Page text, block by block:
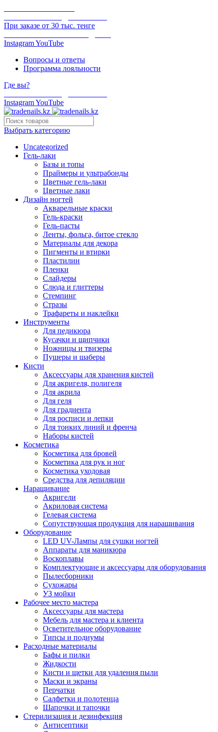
При заказе от 30 тыс. тенге
InstagramYouTube
Вопросы и ответы
Программа лояльности
Где вы?
InstagramYouTube
Выбрать категорию
Uncategorized
Гель-лаки
Базы и топы
Праймеры и ультрабонды
Цветные гель-лаки
Цветные лаки
Дизайн ногтей
Акварельные краски
Гель-краски
Гель-пасты
Ленты, фольга, битое стекло
Материалы для декора
Пигменты и втирки
Пластилин
Пленки
Слайдеры
Слюда и глиттеры
Стемпинг
Стразы
Трафареты и наклейки
Инструменты
Для педикюра
Кусачки и щипчики
Ножницы и твизеры
Пушеры и шаберы
Кисти
Аксессуары для хранения кистей
Для акригеля, полигеля
Для акрила
Для геля
Для градиента
Для росписи и лепки
Для тонких линий и френча
Наборы кистей
Косметика
Косметика для бровей
Косметика для рук и ног
Косметика уходовая
Средства для депиляции
Наращивание
Акригели
Акриловая система
Гелевая система
Сопутствующая продукция для наращивания
Оборудование
LED UV-Лампы для сушки ногтей
Аппараты для маникюра
Воскоплавы
Комплектующие и аксессуары для оборудования
Пылесборники
Сухожары
УЗ мойки
Рабочее место мастера
Аксессуары для мастера
Мебель для мастера и клиента
Осветительное оборудование
Типсы и подиумы
Расходные материалы
Бафы и пилки
Жидкости
Кисти и щетки для удаления пыли
Маски и экраны
Перчатки
Салфетки и полотенца
Шапочки и тапочки
Стерилизация и дезинфекция
Антисептики